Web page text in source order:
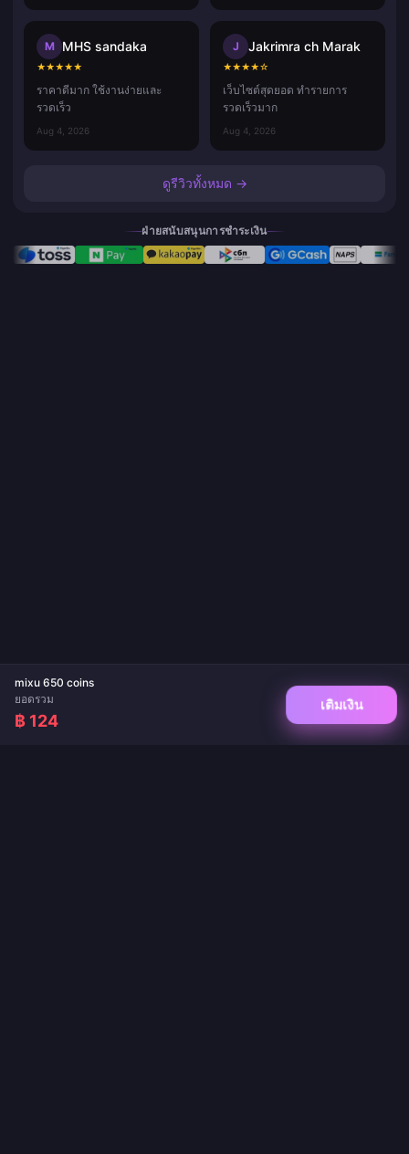
mixu 650 coins
ยอดรวม
฿ 124
เติมเงิน
M MHS sandaka
★★★★★
ราคาดีมาก ใช้งานง่ายและ
รวดเร็ว
Aug 4, 2026
J Jakrimra ch Marak
★★★★☆
เว็บไซต์สุดยอด ทำรายการ
รวดเร็วมาก
Aug 4, 2026
ดูรีวิวทั้งหมด →
ฝ่ายสนับสนุนการชำระเงิน